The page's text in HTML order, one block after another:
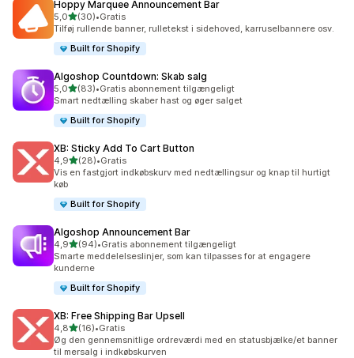
Hoppy Marquee Announcement Bar
5,0ud af 5 stjerner
(30)
30 anmeldelser i alt
•Gratis
Tilføj rullende banner, rulletekst i sidehoved, karruselbannere osv.
Built for Shopify
Algoshop Countdown: Skab salg
5,0ud af 5 stjerner
(83)
83 anmeldelser i alt
•Gratis abonnement tilgængeligt
Smart nedtælling skaber hast og øger salget
Built for Shopify
XB: Sticky Add To Cart Button
4,9ud af 5 stjerner
(28)
28 anmeldelser i alt
•Gratis
Vis en fastgjort indkøbskurv med nedtællingsur og knap til hurtigt
køb
Built for Shopify
Algoshop Announcement Bar
4,9ud af 5 stjerner
(94)
94 anmeldelser i alt
•Gratis abonnement tilgængeligt
Smarte meddelelseslinjer, som kan tilpasses for at engagere
kunderne
Built for Shopify
XB: Free Shipping Bar Upsell
4,8ud af 5 stjerner
(16)
16 anmeldelser i alt
•Gratis
Øg den gennemsnitlige ordreværdi med en statusbjælke/et banner
til mersalg i indkøbskurven